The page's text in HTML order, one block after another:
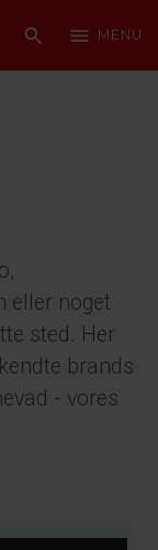
search menu MENU
eller noget
sted. Her
brands
- vores